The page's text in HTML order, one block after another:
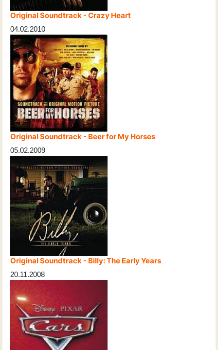
Original Soundtrack - Crazy Heart
04.02.2010
Original Soundtrack - Beer for My Horses
05.02.2009
Original Soundtrack - Billy: The Early Years
20.11.2008